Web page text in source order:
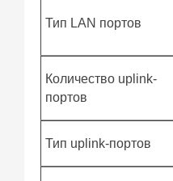
Тип LAN портов
Количество uplink-
портов
Тип uplink-портов